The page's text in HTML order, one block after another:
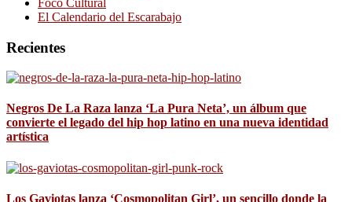
El Calendario del Escarabajo
Recientes
Negros De La Raza lanza ‘La Pura Neta’, un álbum que
convierte el legado del hip hop latino en una nueva identidad
artística
Los Gaviotas lanza ‘Cosmopolitan Girl’, un sencillo donde la